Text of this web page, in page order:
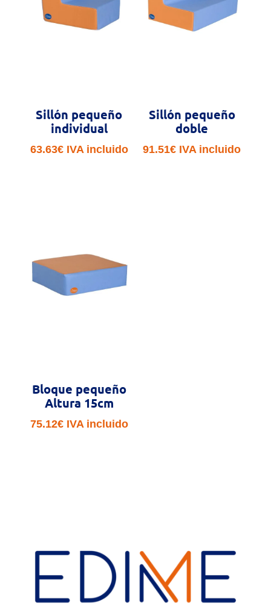
Sillón pequeño
individual
63.63€ IVA incluido
Sillón pequeño
doble
91.51€ IVA incluido
Bloque pequeño
Altura 15cm
75.12€ IVA incluido